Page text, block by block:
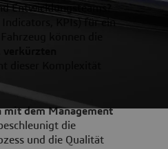
Entwicklungsteams?
KPIs) für ein
können die
dieser Komplexität
mit dem Management
die
und die Qualität